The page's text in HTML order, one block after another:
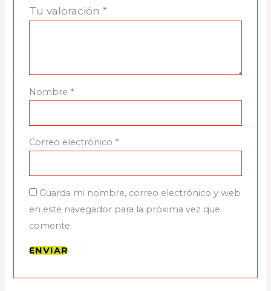
Tu valoración *
Nombre *
Correo electrónico *
Guarda mi nombre, correo electrónico y web
en este navegador para la próxima vez que
comente.